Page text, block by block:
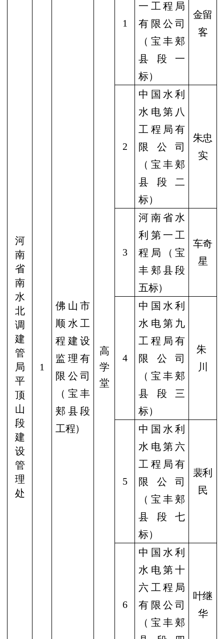
河
南
省
南
水
北
调
建
管
局
平
顶
山
段
建
设
管
理
处
1
佛山市
顺水工
程建设
监理有
限公司
（宝丰
郏县段
工程）
高
学
堂
1
一工程局
有限公司
（宝丰郏
县段一
标）
金留
客
2
中国水利
水电第八
工程局有
限公司
（宝丰郏
县段二
标）
朱忠
实
3
河南省水
利第一工
程局（宝
丰郏县段
五标）
车奇
星
4
中国水利
水电第九
工程局有
限公司
（宝丰郏
县段三
标）
朱
川
5
中国水利
水电第六
工程局有
限公司
（宝丰郏
县段七
标）
裴利
民
6
中国水利
水电第十
六工程局
有限公司
（宝丰郏
叶继
华